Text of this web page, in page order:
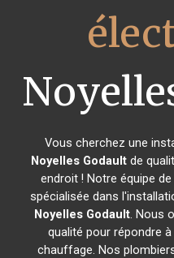
Vous cherchez une
Noyelles Godaultde
endroit ! Notre équipe
spécialisée dans
Noyelles Godault. Nous
qualité pour répondre
chauffage. Nos